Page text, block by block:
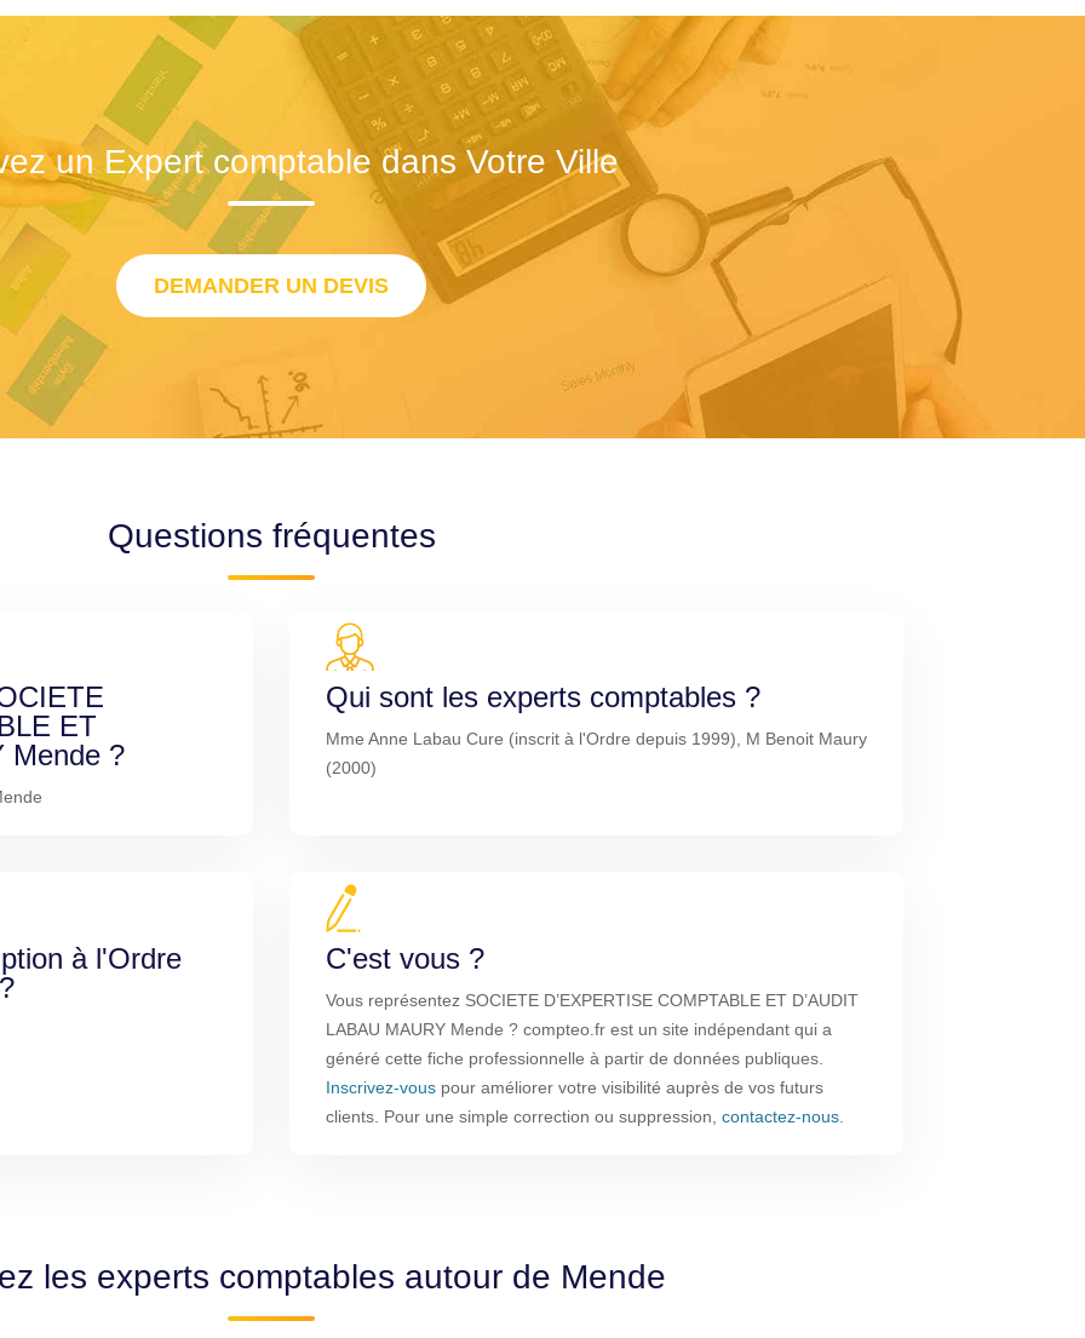
un Expert comptable dans Votre Ville
DEMANDER UN DEVIS
Questions fréquentes
ET
Mende ?
Qui sont les experts comptables ?
Mme Anne Labau Cure (inscrit à l'Ordre depuis 1999), M Benoit Maury
(2000)
à l'Ordre
C'est vous ?
Vous représentez SOCIETE D’EXPERTISE COMPTABLE ET D’AUDIT
LABAU MAURY Mende ? compteo.fr est un site indépendant qui a
généré cette fiche professionnelle à partir de données publiques.
Inscrivez-vous pour améliorer votre visibilité auprès de vos futurs
clients. Pour une simple correction ou suppression, contactez-nous
les experts comptables autour de Mende